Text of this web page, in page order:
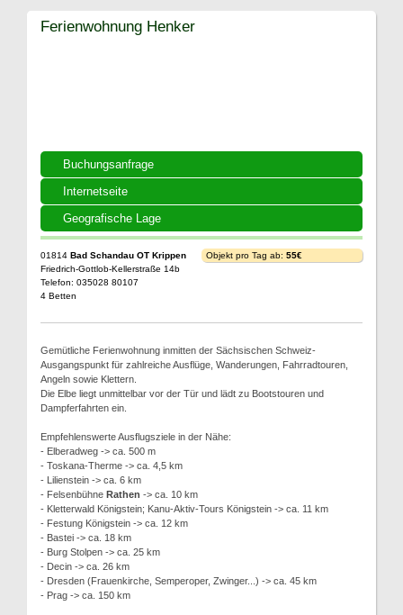
Buchungsanfrage
Internetseite
Geografische Lage
Ferienwohnung Henker
01814 Bad Schandau OT Krippen
Friedrich-Gottlob-Kellerstraße 14b
Telefon: 035028 80107
4 Betten
Objekt pro Tag ab: 55€
Gemütliche Ferienwohnung inmitten der Sächsischen Schweiz-
Ausgangspunkt für zahlreiche Ausflüge, Wanderungen, Fahrradtouren,
Angeln sowie Klettern.
Die Elbe liegt unmittelbar vor der Tür und lädt zu Bootstouren und
Dampferfahrten ein.
Empfehlenswerte Ausflugsziele in der Nähe:
- Elberadweg -> ca. 500 m
- Toskana-Therme -> ca. 4,5 km
- Lilienstein -> ca. 6 km
- Felsenbühne Rathen -> ca. 10 km
- Kletterwald Königstein; Kanu-Aktiv-Tours Königstein -> ca. 11 km
- Festung Königstein -> ca. 12 km
- Bastei -> ca. 18 km
- Burg Stolpen -> ca. 25 km
- Decin -> ca. 26 km
- Dresden (Frauenkirche, Semperoper, Zwinger...) -> ca. 45 km
- Prag -> ca. 150 km